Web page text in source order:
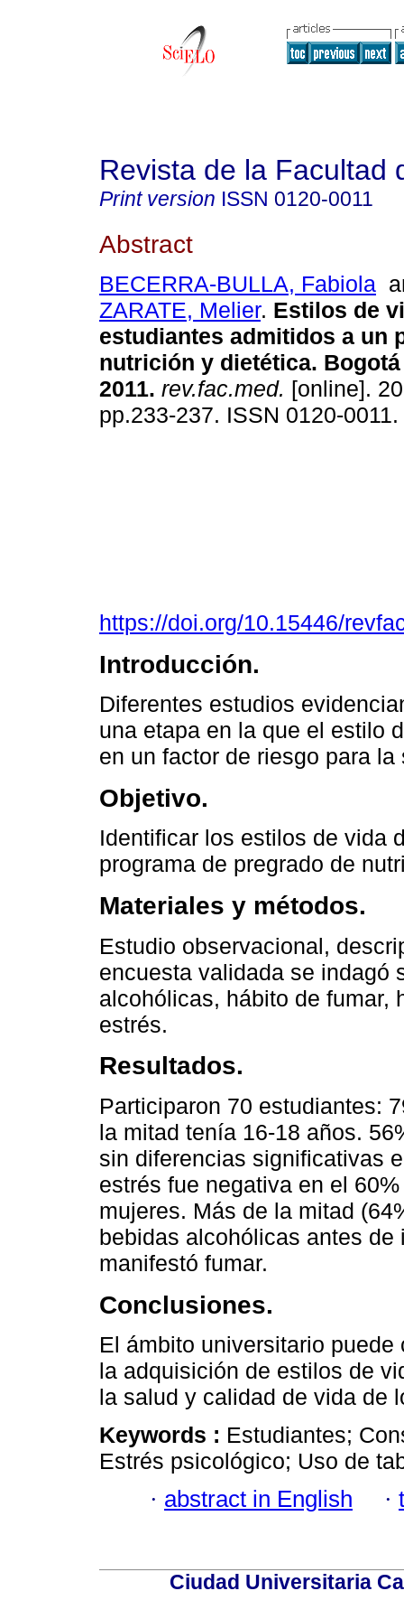
Revista de la Facultad
Print version ISSN 0120-0011
Abstract
BECERRA-BULLA, Fabiola
ZARATE, Melier. Estilos de
estudiantes admitidos a un
nutrición y dietética. Bogotá
2011. rev.fac.med. [online].
pp.233-237. ISSN 0120-0011.
https://doi.org/10.15446/
Introducción.
Diferentes estudios
una etapa en la que el estilo
en un factor de riesgo para la
Objetivo.
Identificar los estilos de vida
programa de pregrado de
Materiales y métodos.
Estudio observacional,
encuesta validada se indagó
alcohólicas, hábito de fumar,
estrés.
Resultados.
Participaron 70 estudiantes:
la mitad tenía 16-18 años.
sin diferencias significativas
estrés fue negativa en el
mujeres. Más de la mitad
bebidas alcohólicas antes
manifestó fumar.
Conclusiones.
El ámbito universitario
la adquisición de estilos de
la salud y calidad de vida de
Keywords : Estudiantes;
Estrés psicológico; Uso de
· abstract in English ·
Ciudad Universitaria